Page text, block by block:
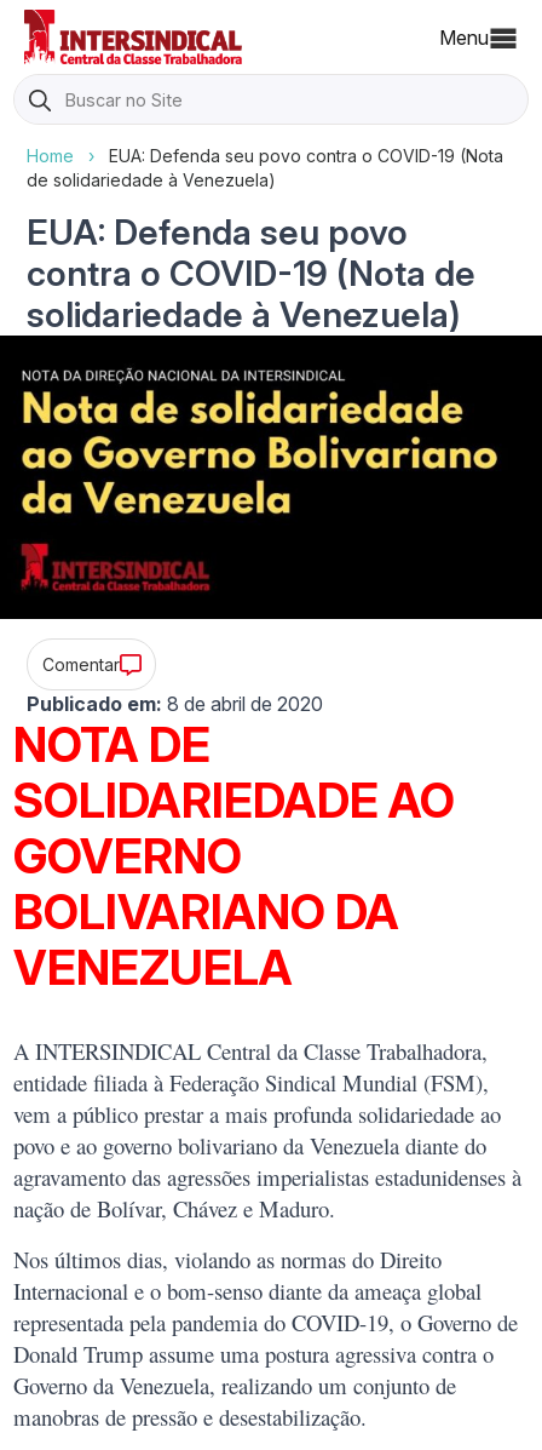
Menu
Search
for:
Home ›
EUA: Defenda seu povo contra o COVID-19 (Nota
de solidariedade à Venezuela)
EUA: Defenda seu povo
contra o COVID-19 (Nota de
solidariedade à Venezuela)
Comentar
Publicado em: 8 de abril de 2020
NOTA DE
SOLIDARIEDADE AO
GOVERNO
BOLIVARIANO DA
VENEZUELA
A INTERSINDICAL Central da Classe Trabalhadora,
entidade filiada à Federação Sindical Mundial (FSM),
vem a público prestar a mais profunda solidariedade ao
povo e ao governo bolivariano da Venezuela diante do
agravamento das agressões imperialistas estadunidenses à
nação de Bolívar, Chávez e Maduro.
Nos últimos dias, violando as normas do Direito
Internacional e o bom-senso diante da ameaça global
representada pela pandemia do COVID-19, o Governo de
Donald Trump assume uma postura agressiva contra o
Governo da Venezuela, realizando um conjunto de
manobras de pressão e desestabilização.